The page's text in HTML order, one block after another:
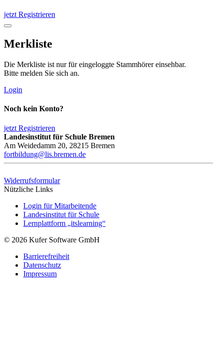
jetzt Registrieren
Merkliste
Die Merkliste ist nur für eingeloggte Stammhörer einsehbar.
Bitte melden Sie sich an.
Login
Noch kein Konto?
jetzt Registrieren
Landesinstitut für Schule Bremen
Am Weidedamm 20, 28215 Bremen
fortbildung@lis.bremen.de
Widerrufsformular
Nützliche Links
Login für Mitarbeitende
Landesinstitut für Schule
Lernplattform „itslearning“
© 2026 Kufer Software GmbH
Barrierefreiheit
Datenschutz
Impressum